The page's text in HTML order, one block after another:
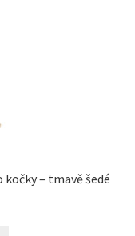
– tmavě šedé